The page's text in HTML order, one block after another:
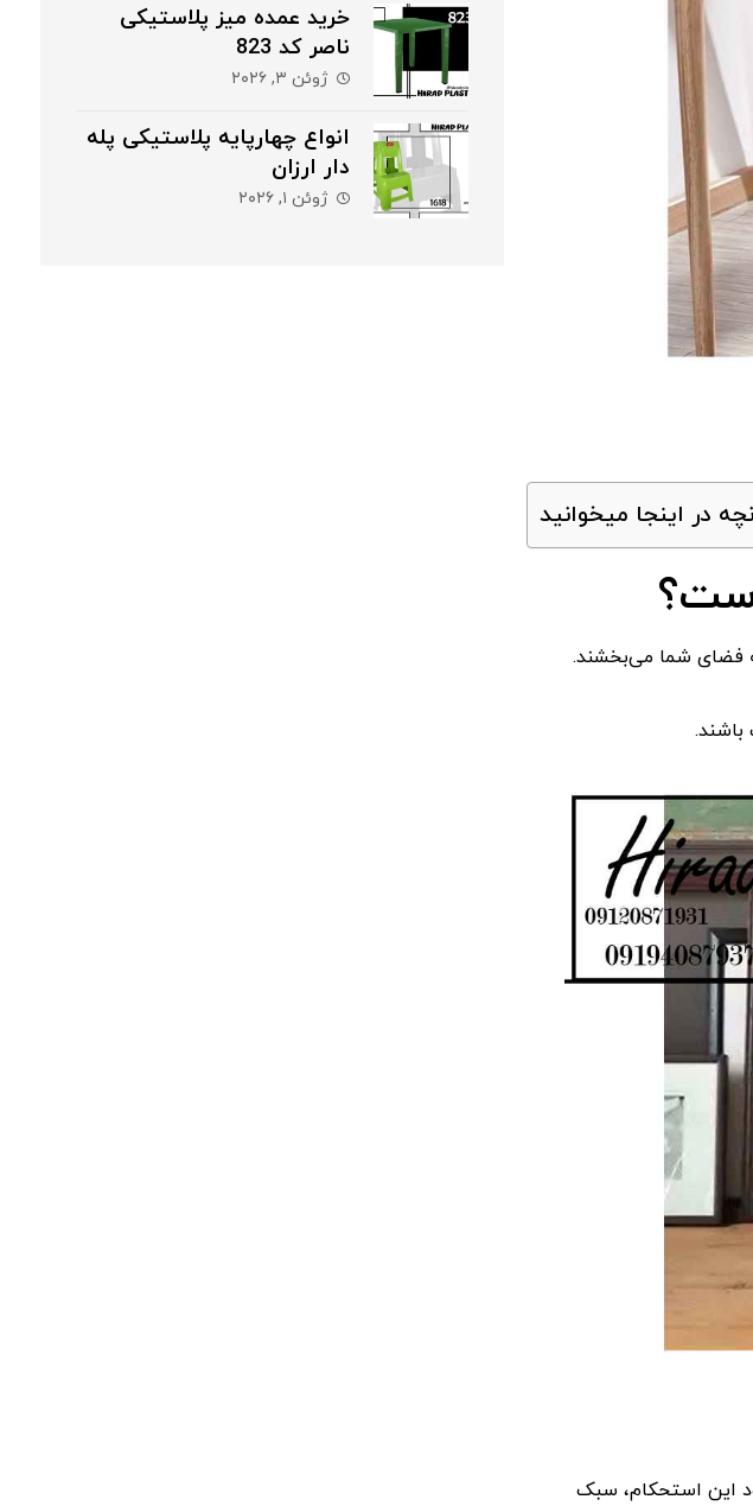
فضای شما می‌بخشند.
این استحکام، سبک
خرید عمده میز پلاستیکی
ناصر کد 823
ژوئن ۳, ۲۰۲۶
انواع چهارپایه پلاستیکی پله
دار ارزان
ژوئن ۱, ۲۰۲۶